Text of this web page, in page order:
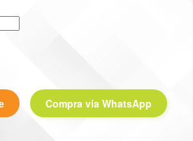
Compra vía WhatsApp